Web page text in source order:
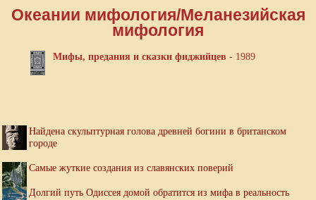
Океании мифология/Меланезийская
мифология
Мифы, предания и сказки фиджийцев - 1989
Найдена скульптурная голова древней богини в британском
городе
Самые жуткие создания из славянских поверий
Долгий путь Одиссея домой обратится из мифа в реальность